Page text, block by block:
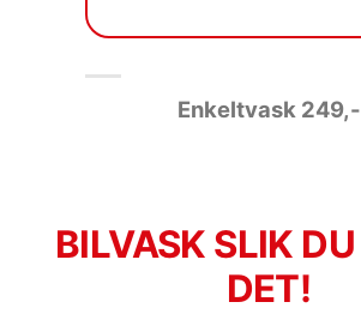
Enkeltvask 249,-
BILVASK SLIK
DET!